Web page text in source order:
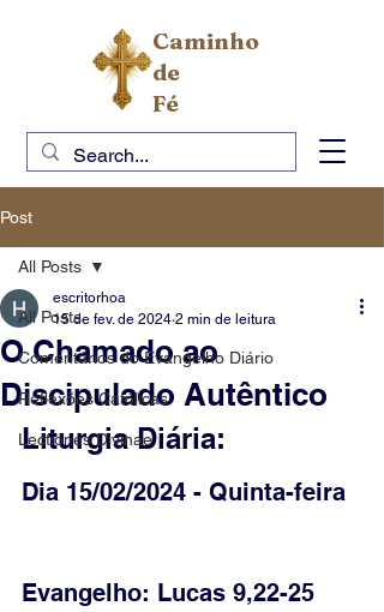
Caminho
de
Fé
Post
All Posts
Comentários do Evangelho Diário
Reflexões Católicas
Lectiones Divinae
All Posts
O Chamado ao
Discipulado Autêntico
escritorhoa
15 de fev. de 2024 2 min de leitura
Liturgia Diária:
Dia 15/02/2024 - Quinta-feira
Evangelho: Lucas 9,22-25